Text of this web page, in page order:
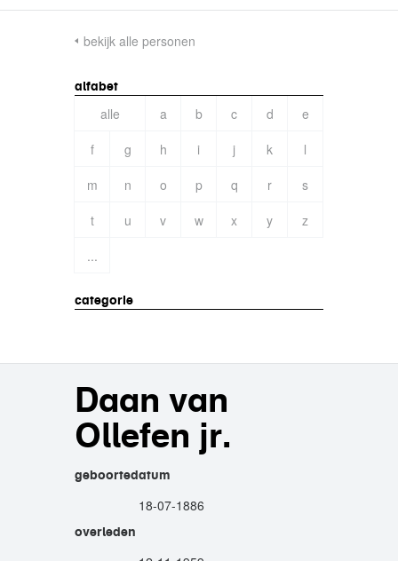
bekijk alle personen
alfabet
alle a b c d
e
f
g h i j k
l
m
n o p q r
s
t
u v w x y
z
...
categorie
Daan van
Ollefen jr.
geboortedatum
18-07-1886
overleden